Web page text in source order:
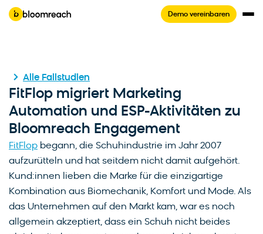
Demo vereinbaren
Alle Fallstudien
FitFlop migriert Marketing
Automation und ESP-Aktivitäten zu
Bloomreach Engagement
FitFlop begann, die Schuhindustrie im Jahr 2007
aufzurütteln und hat seitdem nicht damit aufgehört.
Kund:innen lieben die Marke für die einzigartige
Kombination aus Biomechanik, Komfort und Mode. Als
das Unternehmen auf den Markt kam, war es noch
allgemein akzeptiert, dass ein Schuh nicht beides